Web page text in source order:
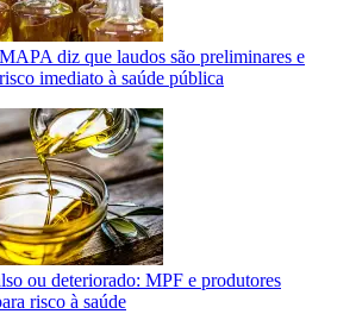
diz que laudos são preliminares e
imediato à saúde pública
ou deteriorado: MPF e produtores
risco à saúde